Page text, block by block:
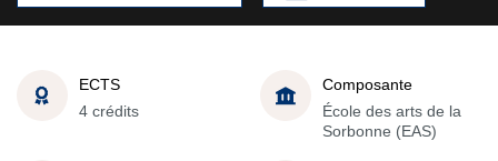
ECTS
4 crédits
Composante
École des arts de la
Sorbonne (EAS)